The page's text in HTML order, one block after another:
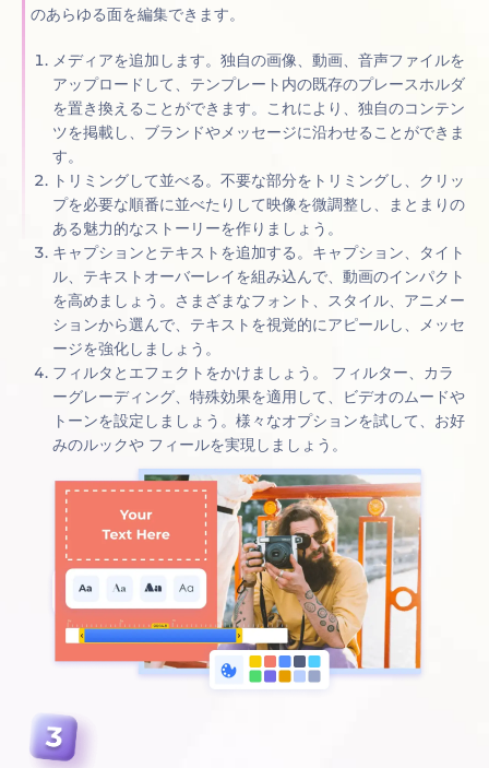
のあらゆる面を編集できます。
メディアを追加します。独自の画像、動画、音声ファイルを
アップロードして、テンプレート内の既存のプレースホルダ
を置き換えることができます。これにより、独自のコンテン
ツを掲載し、ブランドやメッセージに沿わせることができま
す。
トリミングして並べる。不要な部分をトリミングし、クリッ
プを必要な順番に並べたりして映像を微調整し、まとまりの
ある魅力的なストーリーを作りましょう。
キャプションとテキストを追加する。キャプション、タイト
ル、テキストオーバーレイを組み込んで、動画のインパクト
を高めましょう。さまざまなフォント、スタイル、アニメー
ションから選んで、テキストを視覚的にアピールし、メッセ
ージを強化しましょう。
フィルタとエフェクトをかけましょう。 フィルター、カラ
ーグレーディング、特殊効果を適用して、ビデオのムードや
トーンを設定しましょう。様々なオプションを試して、お好
みのルックや フィールを実現しましょう。